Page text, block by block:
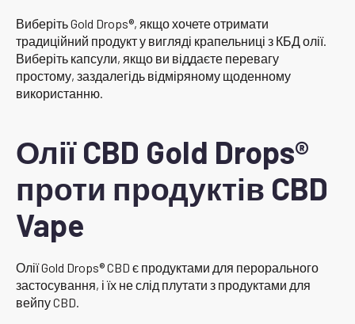
Виберіть Gold Drops®, якщо хочете отримати
традиційний продукт у вигляді крапельниці з КБД олії.
Виберіть капсули, якщо ви віддаєте перевагу
простому, заздалегідь відміряному щоденному
використанню.
Олії CBD Gold Drops®
проти продуктів CBD
Vape
Олії Gold Drops® CBD є продуктами для перорального
застосування, і їх не слід плутати з продуктами для
вейпу CBD.